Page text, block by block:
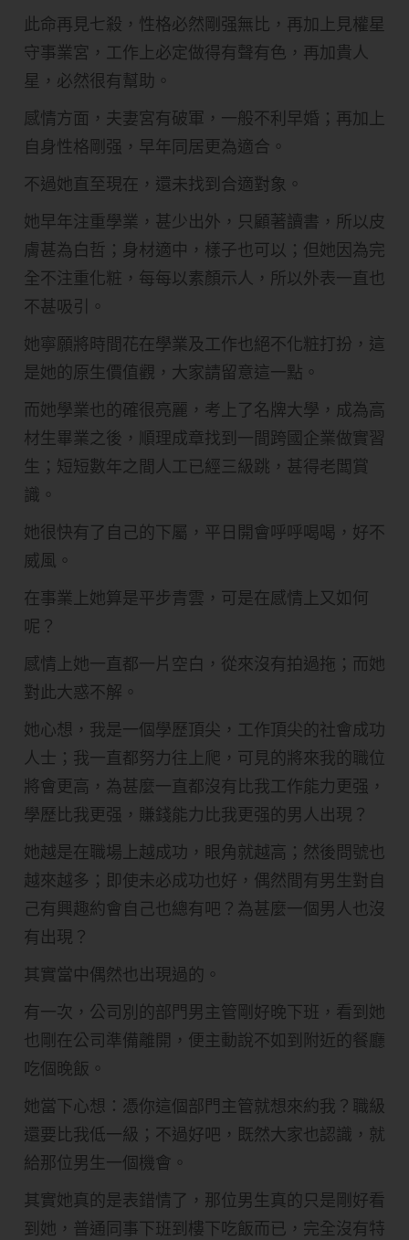
此命再見七殺，性格必然剛强無比，再加上見權星
守事業宮，工作上必定做得有聲有色，再加貴人
星，必然很有幫助。
感情方面，夫妻宮有破軍，一般不利早婚；再加上
自身性格剛强，早年同居更為適合。
不過她直至現在，還未找到合適對象。
她早年注重學業，甚少出外，只顧著讀書，所以皮
膚甚為白哲；身材適中，樣子也可以；但她因為完
全不注重化粧，每每以素顏示人，所以外表一直也
不甚吸引。
她寧願將時間花在學業及工作也絕不化粧打扮，這
是她的原生價值觀，大家請留意這一點。
而她學業也的確很亮麗，考上了名牌大學，成為高
材生畢業之後，順理成章找到一間跨國企業做實習
生；短短數年之間人工已經三級跳，甚得老闆賞
識。
她很快有了自己的下屬，平日開會呼呼喝喝，好不
威風。
在事業上她算是平步青雲，可是在感情上又如何
呢？
感情上她一直都一片空白，從來沒有拍過拖；而她
對此大惑不解。
她心想，我是一個學歷頂尖，工作頂尖的社會成功
人士；我一直都努力往上爬，可見的將來我的職位
將會更高，為甚麼一直都沒有比我工作能力更强，
學歷比我更强，賺錢能力比我更强的男人出現？
她越是在職場上越成功，眼角就越高；然後問號也
越來越多；即使未必成功也好，偶然間有男生對自
己有興趣約會自己也總有吧？為甚麼一個男人也沒
有出現？
其實當中偶然也出現過的。
有一次，公司別的部門男主管剛好晚下班，看到她
也剛在公司準備離開，便主動說不如到附近的餐廳
吃個晚飯。
她當下心想：憑你這個部門主管就想來約我？職級
還要比我低一級；不過好吧，既然大家也認識，就
給那位男生一個機會。
其實她真的是表錯情了，那位男生真的只是剛好看
到她，普通同事下班到樓下吃飯而已，完全沒有特